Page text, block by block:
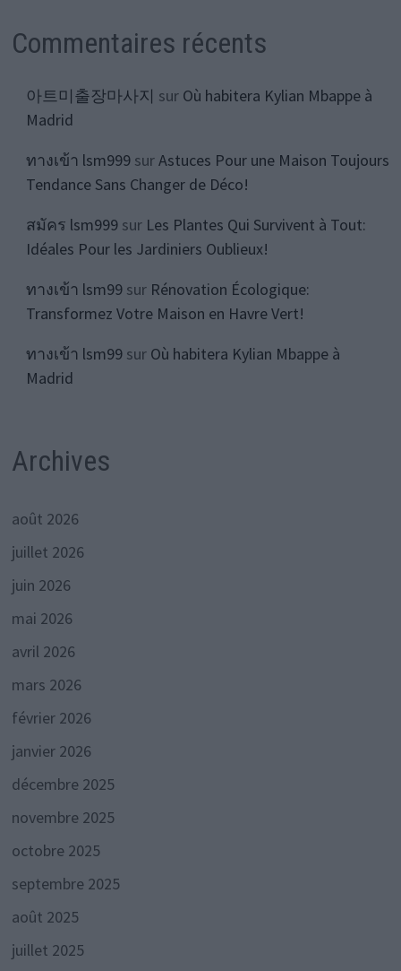
Commentaires récents
아트미출장마사지 sur Où habitera Kylian Mbappe à
Madrid
ทางเข้า lsm999surAstuces Pour une Maison Toujours
Tendance Sans Changer de Déco!
สมัคร lsm999sur Les Plantes Qui Survivent à Tout:
Idéales Pour les Jardiniers Oublieux!
ทางเข้า lsm99sur Rénovation Écologique:
Transformez Votre Maison en Havre Vert!
ทางเข้า lsm99sur Où habitera Kylian Mbappe à
Madrid
Archives
août 2026
juillet 2026
juin 2026
mai 2026
avril 2026
mars 2026
février 2026
janvier 2026
décembre 2025
novembre 2025
octobre 2025
septembre 2025
août 2025
juillet 2025